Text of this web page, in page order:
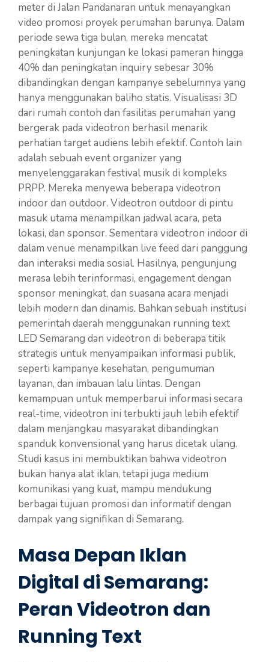
meter di Jalan Pandanaran untuk menayangkan
video promosi proyek perumahan barunya. Dalam
periode sewa tiga bulan, mereka mencatat
peningkatan kunjungan ke lokasi pameran hingga
40% dan peningkatan inquiry sebesar 30%
dibandingkan dengan kampanye sebelumnya yang
hanya menggunakan baliho statis. Visualisasi 3D
dari rumah contoh dan fasilitas perumahan yang
bergerak pada videotron berhasil menarik
perhatian target audiens lebih efektif. Contoh lain
adalah sebuah event organizer yang
menyelenggarakan festival musik di kompleks
PRPP. Mereka menyewa beberapa videotron
indoor dan outdoor. Videotron outdoor di pintu
masuk utama menampilkan jadwal acara, peta
lokasi, dan sponsor. Sementara videotron indoor di
dalam venue menampilkan live feed dari panggung
dan interaksi media sosial. Hasilnya, pengunjung
merasa lebih terinformasi, engagement dengan
sponsor meningkat, dan suasana acara menjadi
lebih modern dan dinamis. Bahkan sebuah institusi
pemerintah daerah menggunakan running text
LED Semarang dan videotron di beberapa titik
strategis untuk menyampaikan informasi publik,
seperti kampanye kesehatan, pengumuman
layanan, dan imbauan lalu lintas. Dengan
kemampuan untuk memperbarui informasi secara
real-time, videotron ini terbukti jauh lebih efektif
dalam menjangkau masyarakat dibandingkan
spanduk konvensional yang harus dicetak ulang.
Studi kasus ini membuktikan bahwa videotron
bukan hanya alat iklan, tetapi juga medium
komunikasi yang kuat, mampu mendukung
berbagai tujuan promosi dan informatif dengan
dampak yang signifikan di Semarang.
Masa Depan Iklan
Digital di Semarang:
Peran Videotron dan
Running Text